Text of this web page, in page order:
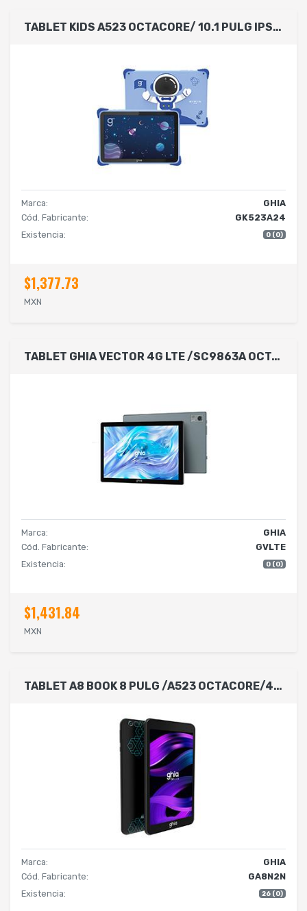
TABLET KIDS A523 OCTACORE/ 10.1 PULG IPS /3GB RAM/64GB /USB C/2CAM/WIFI/BLUETOOTH/6000MAH/ANDROID 14 /ASTRONAUTA
Marca:
GHIA
Cód. Fabricante:
GK523A24
Existencia:
0 (0)
$1,377.73
MXN
TABLET GHIA VECTOR 4G LTE /SC9863A OCTACORE/4GB RAM/64GB /2CAM/WIFI/BLUETOOTH/5000MAH/ANDROID 13 GRIS
Marca:
GHIA
Cód. Fabricante:
GVLTE
Existencia:
0 (0)
$1,431.84
MXN
TABLET A8 BOOK 8 PULG /A523 OCTACORE/4GB RAM/64GB ROM/2CAM/WIFI/BLUETOOTH/4000MAH/ANDROID 14 NEGRA / TURQUESA
Marca:
GHIA
Cód. Fabricante:
GA8N2N
Existencia:
26 (0)